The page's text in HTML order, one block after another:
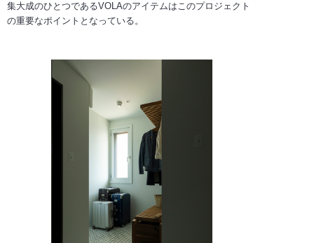
集大成のひとつであるVOLAのアイテムはこのプロジェクト
の重要なポイントとなっている。